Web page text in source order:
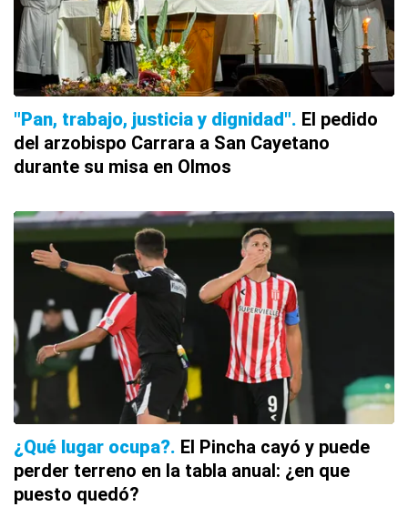
"Pan, trabajo, justicia y dignidad" El pedido
del arzobispo Carrara a San Cayetano
durante su misa en Olmos
¿Qué lugar ocupa? El Pincha cayó y puede
perder terreno en la tabla anual: ¿en que
puesto quedó?